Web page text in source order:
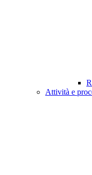
Attività e